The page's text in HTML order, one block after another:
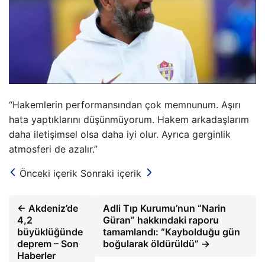
“Hakemlerin performansından çok memnunum. Aşırı
hata yaptıklarını düşünmüyorum. Hakem arkadaşlarım
daha iletişimsel olsa daha iyi olur. Ayrıca gerginlik
atmosferi de azalır.”
Önceki içerik Sonraki içerik
← Akdeniz’de
4,2
büyüklüğünde
deprem – Son
Haberler
Adli Tıp Kurumu’nun “Narin
Güran” hakkındaki raporu
tamamlandı: “Kaybolduğu gün
boğularak öldürüldü” →